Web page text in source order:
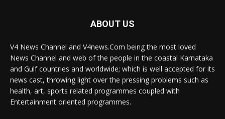
ABOUT US
V4 News Channel and V4news.Com being the most loved
News Channel and web of the people in the coastal Karnataka
and Gulf countries and worldwide; which is well accepted for its
news cast, throwing light over the pressing problems such as
health, art, sports related programmes coupled with
Entertainment oriented programmes.